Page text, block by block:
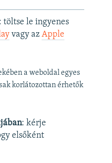
töltse le ingyenes
vagy az Apple
a weboldal egyes
korlátozottan érhetők
: kérje
elsőként